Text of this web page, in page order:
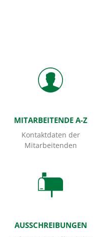
MITARBEITENDE A-Z
Kontaktdaten der
Mitarbeitenden
AUSSCHREIBUNGEN